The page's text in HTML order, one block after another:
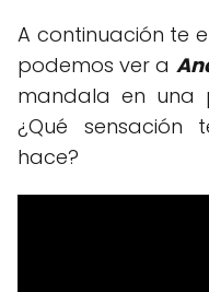
A continuación te
podemos ver a
mandala en una
¿Qué
hace?